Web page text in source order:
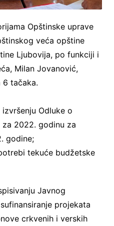
Opštinske uprave
veća opštine
Ljubovija, po funkciji i
Milan Jovanović,
6 tačaka.
izvršenju Odluke o
2022. godinu za
godine;
tekuće budžetske
Javnog
projekata
crkvenih i verskih